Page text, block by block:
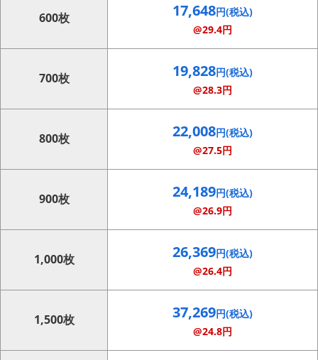
600枚 17,648円(税込)
@29.4円
700枚 19,828円(税込)
@28.3円
800枚 22,008円(税込)
@27.5円
900枚 24,189円(税込)
@26.9円
1,000枚 26,369円(税込)
@26.4円
1,500枚 37,269円(税込)
@24.8円